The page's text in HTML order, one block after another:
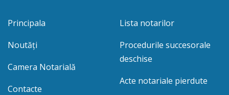
Principala
Noutăți
Camera Notarială
Contacte
Lista notarilor
Procedurile succesorale
deschise
Acte notariale pierdute